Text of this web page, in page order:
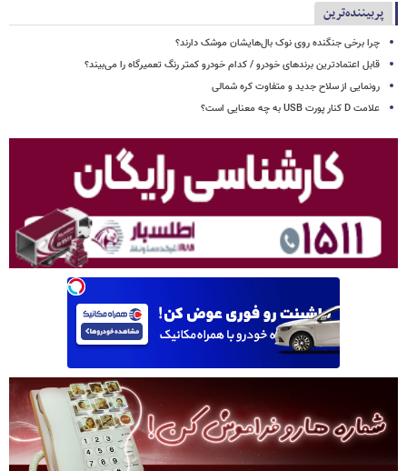
پربیننده‌ترین
چرا برخی جنگنده روی نوک بال‌هایشان موشک‌ دارند؟
قابل اعتمادترین برندهای خودرو / کدام خودرو کمتر رنگ تعمیرگاه را می‌بیند؟
رونمایی از سلاح جدید و متفاوت کره شمالی
علامت D کنار پورت USB به چه معنایی است؟